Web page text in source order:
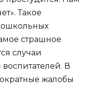
Такое
страшное
случаи
В
жалобы